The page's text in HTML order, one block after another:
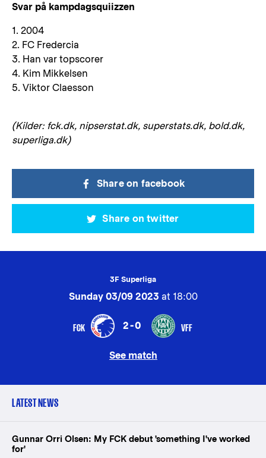
Svar på kampdagsquiizzen
1. 2004
2. FC Fredercia
3. Han var topscorer
4. Kim Mikkelsen
5. Viktor Claesson
(Kilder: fck.dk, nipserstat.dk, superstats.dk, bold.dk,
superliga.dk)
Share on facebook
Share on twitter
3F Superliga
Sunday 03/09 2023 at 18:00
FCK 2-0 VFF
See match
LATEST NEWS
Gunnar Orri Olsen: My FCK debut 'something I've worked
for'